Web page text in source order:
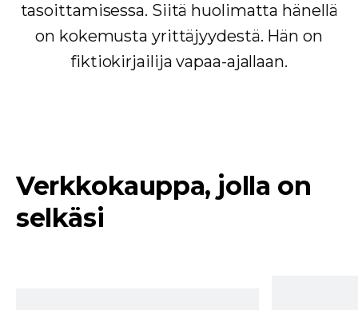
tasoittamisessa. Siitä huolimatta hänellä
on kokemusta yrittäjyydestä. Hän on
fiktiokirjailija vapaa-ajallaan.
Verkkokauppa, jolla on
selkäsi